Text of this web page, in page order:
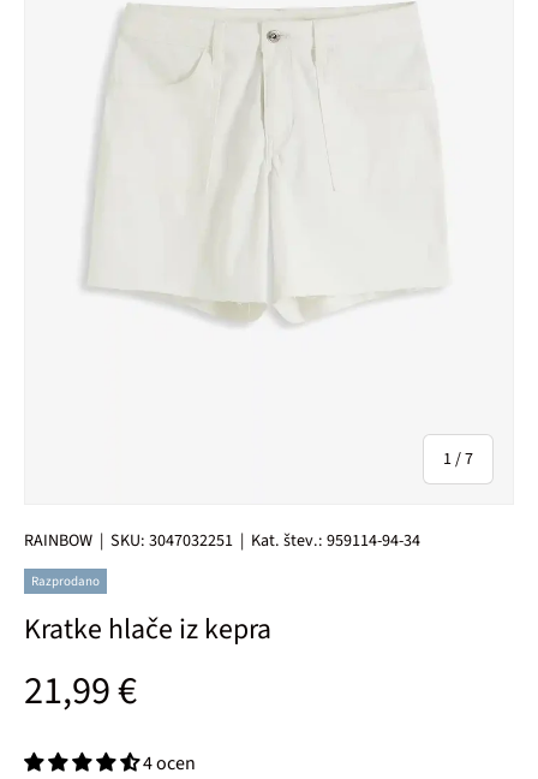
1/od
7
RAINBOW | SKU: 3047032251 | Kat. štev.: 959114-94-34
Razprodano
Kratke hlače iz kepra
Običajna cena
21,99 €
4 ocen